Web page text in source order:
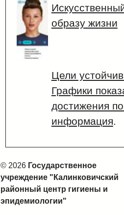
образу жизни
Цели
Графики
достижения
информация.
© 2026 Государственное
учреждение "Калинковичский
районный центр гигиены и
эпидемиологии"